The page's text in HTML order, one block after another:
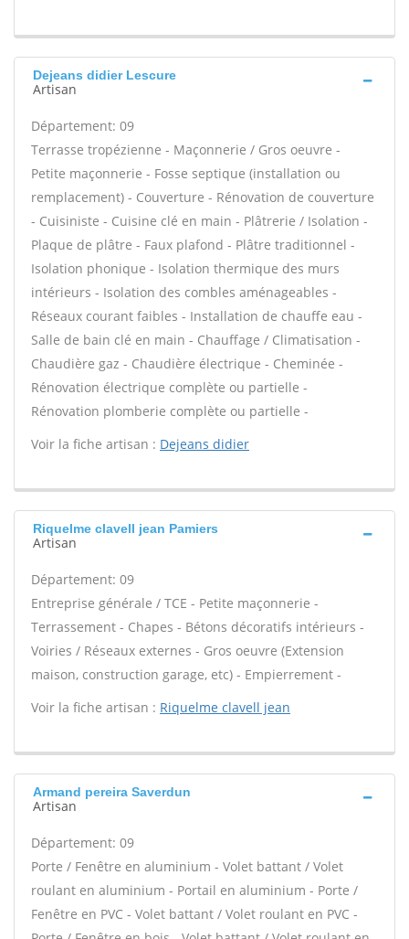
Dejeans didier Lescure
Artisan
Département: 09
Terrasse tropézienne - Maçonnerie / Gros oeuvre -
Petite maçonnerie - Fosse septique (installation ou
remplacement) - Couverture - Rénovation de couverture
- Cuisiniste - Cuisine clé en main - Plâtrerie / Isolation -
Plaque de plâtre - Faux plafond - Plâtre traditionnel -
Isolation phonique - Isolation thermique des murs
intérieurs - Isolation des combles aménageables -
Réseaux courant faibles - Installation de chauffe eau -
Salle de bain clé en main - Chauffage / Climatisation -
Chaudière gaz - Chaudière électrique - Cheminée -
Rénovation électrique complète ou partielle -
Rénovation plomberie complète ou partielle -
Voir la fiche artisan : Dejeans didier
Riquelme clavell jean Pamiers
Artisan
Département: 09
Entreprise générale / TCE - Petite maçonnerie -
Terrassement - Chapes - Bétons décoratifs intérieurs -
Voiries / Réseaux externes - Gros oeuvre (Extension
maison, construction garage, etc) - Empierrement -
Voir la fiche artisan : Riquelme clavell jean
Armand pereira Saverdun
Artisan
Département: 09
Porte / Fenêtre en aluminium - Volet battant / Volet
roulant en aluminium - Portail en aluminium - Porte /
Fenêtre en PVC - Volet battant / Volet roulant en PVC -